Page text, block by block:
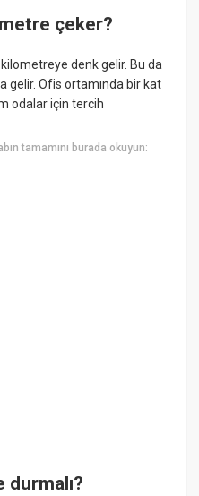
çeker?
denk gelir. Bu da
gelir. Ofis ortamında bir kat
odalar için tercih
tamamını burada okuyun:
durmalı?